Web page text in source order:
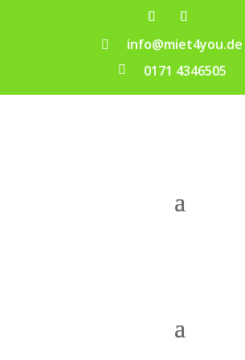
 info@miet4you.de
 0171 4346505